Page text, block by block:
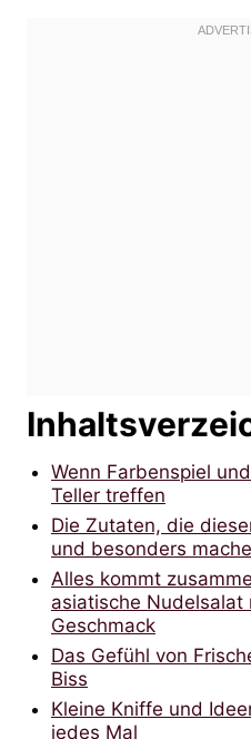
Wenn Farbenspiel
Teller treffen
Die Zutaten, die
und besonders
Alles kommt
asiatische Nudelsalat
Geschmack
Das Gefühl von
Biss
Kleine Kniffe und
jedes Mal